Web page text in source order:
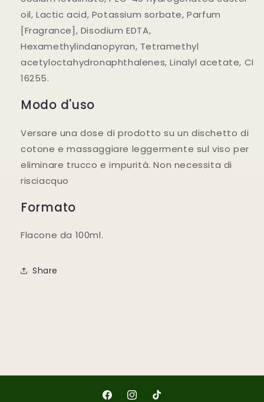
oil, Lactic acid, Potassium sorbate, Parfum
[Fragrance], Disodium EDTA,
Hexamethylindanopyran, Tetramethyl
acetyloctahydronaphthalenes, Linalyl acetate, CI
16255.
Modo d'uso
Versare una dose di prodotto su un dischetto di
cotone e massaggiare leggermente sul viso per
eliminare trucco e impurità. Non necessita di
risciacquo
Formato
Flacone da 100ml.
Share